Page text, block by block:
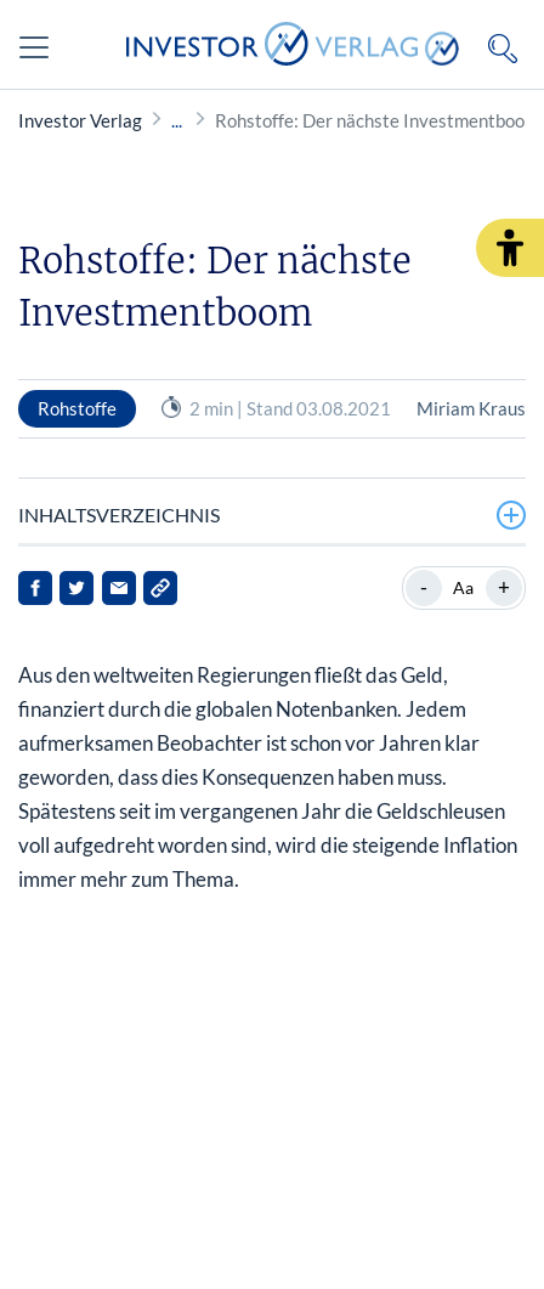
Investor Verlag Rohstoffe: Der nächste Investmentboom
Rohstoffe: Der nächste
Investmentboom
Rohstoffe 2 min | Stand 03.08.2021 Miriam Kraus
INHALTSVERZEICHNIS
Die Inflation steigt und steigt und steigt….
Meine Meinung ist klar: die Rohstoffpreise werden
weiter massiv steigen
Fazit: Rohstoffe sind noch günstig und werden bald viel
teurer werden
- Aa +
Aus den weltweiten Regierungen fließt das Geld,
finanziert durch die globalen Notenbanken. Jedem
aufmerksamen Beobachter ist schon vor Jahren klar
geworden, dass dies Konsequenzen haben muss.
Spätestens seit im vergangenen Jahr die Geldschleusen
voll aufgedreht worden sind, wird die steigende Inflation
immer mehr zum Thema.